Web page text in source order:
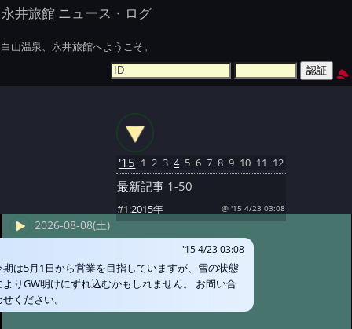
永井旅館 ニュース・ログ
白山温泉、永井旅館へようこそ。
2026-08-08(土)
'15 4/23 03:08
期は5月1日から営業を目指していますが、雪の状態
よりGW明けにずれ込むかもしれません。 お問い合
ください。
'15 1 2 3 4 5 6 7 8 9 10 11 12
最新記事 1-50
#1:2015年 @ '15 4/23 03:08